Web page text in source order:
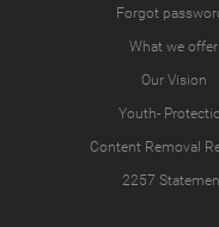
Forgot
What we offer
Our Vision
Youth-
Content Removal
2257